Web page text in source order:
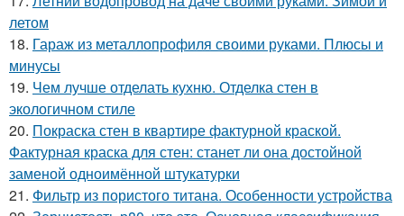
летом
18. Гараж из металлопрофиля своими руками. Плюсы и
минусы
19. Чем лучше отделать кухню. Отделка стен в
экологичном стиле
20. Покраска стен в квартире фактурной краской.
Фактурная краска для стен: станет ли она достойной
заменой одноимённой штукатурки
21. Фильтр из пористого титана. Особенности устройства